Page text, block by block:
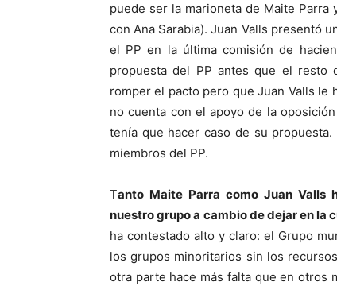
puede ser la marioneta de Maite
con Ana Sarabia). Juan Valls presentó
el PP en la última comisión de
propuesta del PP antes que el resto
romper el pacto pero que Juan Valls le
no cuenta con el apoyo de la
tenía que hacer caso de su
miembros del PP.
Tanto Maite Parra como Juan Valls
nuestro grupo a cambio de dejar en la
ha contestado alto y claro: el Grupo
los grupos minoritarios sin los
otra parte hace más falta que en otros